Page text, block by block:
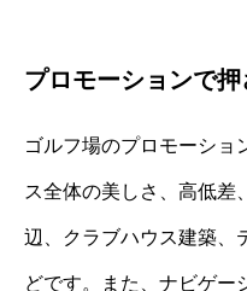
プロモーションで
ゴルフ場のプロモーショ
ス全体の美しさ、高低差
辺、クラブハウス建築、
どです。また、ナビゲー